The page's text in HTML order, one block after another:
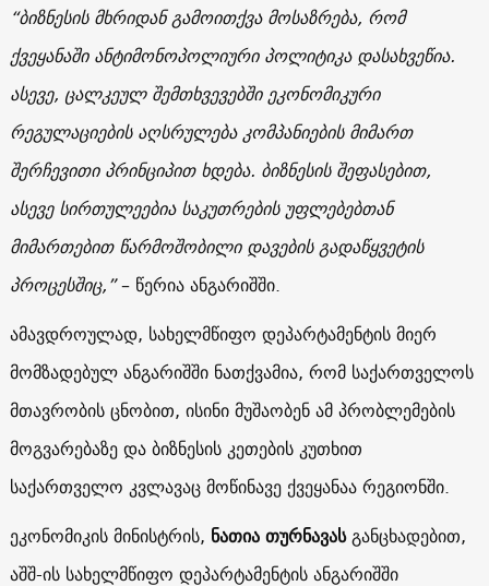
“ბიზნესის მხრიდან გამოითქვა მოსაზრება, რომ
ქვეყანაში ანტიმონოპოლიური პოლიტიკა დასახვეწია.
ასევე, ცალკეულ შემთხვევებში ეკონომიკური
რეგულაციების აღსრულება კომპანიების მიმართ
შერჩევითი პრინციპით ხდება. ბიზნესის შეფასებით,
ასევე სირთულეებია საკუთრების უფლებებთან
მიმართებით წარმოშობილი დავების გადაწყვეტის
პროცესშიც,”– წერია ანგარიშში.
ამავდროულად, სახელმწიფო დეპარტამენტის მიერ
მომზადებულ ანგარიშში ნათქვამია, რომ საქართველოს
მთავრობის ცნობით, ისინი მუშაობენ ამ პრობლემების
მოგვარებაზე და ბიზნესის კეთების კუთხით
საქართველო კვლავაც მოწინავე ქვეყანაა რეგიონში.
ეკონომიკის მინისტრის, ნათია თურნავასგანცხადებით,
აშშ-ის სახელმწიფო დეპარტამენტის ანგარიშში